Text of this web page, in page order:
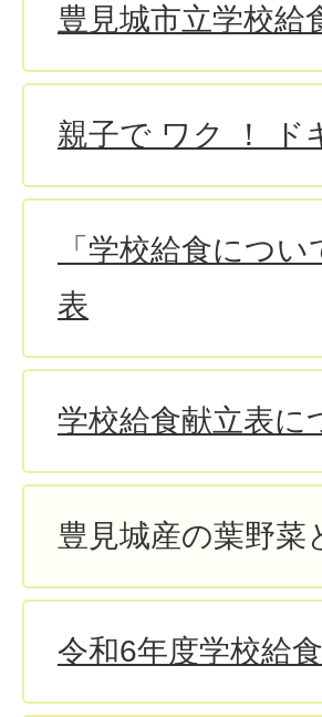
豊見城市立学校給
親子で ワク ！ ド
「学校給食につ
表
学校給食献立表に
豊見城産の葉野
令和6年度学校給